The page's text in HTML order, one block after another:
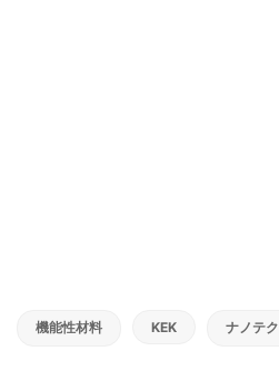
機能性材料 KEK ナノテク